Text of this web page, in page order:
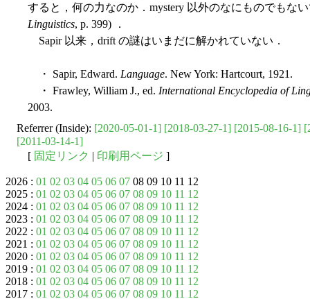
すると，何の力なのか．mystery 以外のなにものでもな
Linguistics, p. 399) ．
Sapir 以来，drift の謎はいまだに解かれていない．
・ Sapir, Edward. Language. New York: Hartcourt, 1921.
・ Frawley, William J., ed. International Encyclopedia of
2003.
Referrer (Inside): [2020-05-01-1] [2018-03-27-1] [2015-08-16-1]
[2011-03-14-1]
[ 固定リンク | 印刷用ページ ]
2026 : 01 02 03 04 05 06 07 08 09 10 11 12
2025 : 01 02 03 04 05 06 07 08 09 10 11 12
2024 : 01 02 03 04 05 06 07 08 09 10 11 12
2023 : 01 02 03 04 05 06 07 08 09 10 11 12
2022 : 01 02 03 04 05 06 07 08 09 10 11 12
2021 : 01 02 03 04 05 06 07 08 09 10 11 12
2020 : 01 02 03 04 05 06 07 08 09 10 11 12
2019 : 01 02 03 04 05 06 07 08 09 10 11 12
2018 : 01 02 03 04 05 06 07 08 09 10 11 12
2017 : 01 02 03 04 05 06 07 08 09 10 11 12